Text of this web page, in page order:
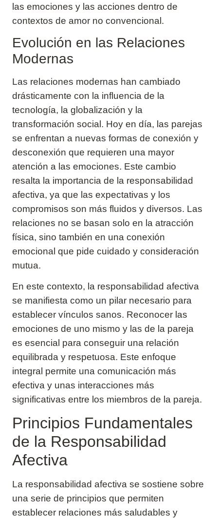
las emociones y las acciones dentro de
contextos de amor no convencional.
Evolución en las Relaciones
Modernas
Las relaciones modernas han cambiado
drásticamente con la influencia de la
tecnología, la globalización y la
transformación social. Hoy en día, las parejas
se enfrentan a nuevas formas de conexión y
desconexión que requieren una mayor
atención a las emociones. Este cambio
resalta la importancia de la responsabilidad
afectiva, ya que las expectativas y los
compromisos son más fluidos y diversos. Las
relaciones no se basan solo en la atracción
física, sino también en una conexión
emocional que pide cuidado y consideración
mutua.
En este contexto, la responsabilidad afectiva
se manifiesta como un pilar necesario para
establecer vínculos sanos. Reconocer las
emociones de uno mismo y las de la pareja
es esencial para conseguir una relación
equilibrada y respetuosa. Este enfoque
integral permite una comunicación más
efectiva y unas interacciones más
significativas entre los miembros de la pareja.
Principios Fundamentales
de la Responsabilidad
Afectiva
La responsabilidad afectiva se sostiene sobre
una serie de principios que permiten
establecer relaciones más saludables y